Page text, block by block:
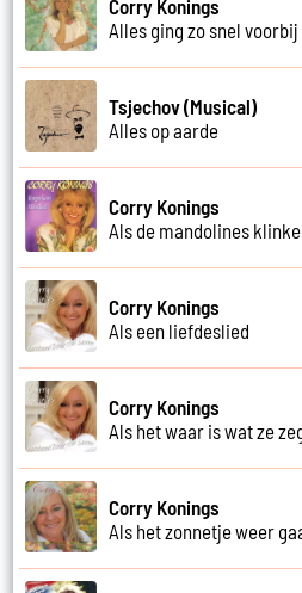
Corry Konings
Alles ging zo snel voorbij
Tsjechov (Musical)
Alles op aarde
Corry Konings
Als de mandolines
Corry Konings
Als een liefdeslied
Corry Konings
Als het waar is wat ze
Corry Konings
Als het zonnetje weer